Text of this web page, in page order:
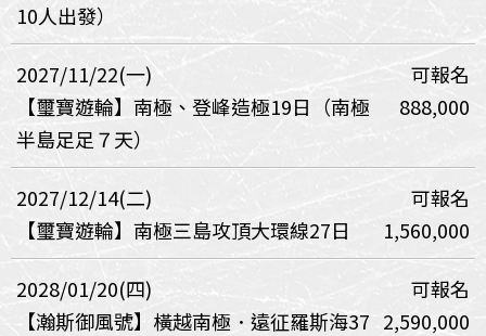
10人出發）
2027/11/22(一)
可報名
【璽寶遊輪】南極、登峰造極19日（南極
半島足足７天）
888,000
2027/12/14(二)
可報名
【璽寶遊輪】南極三島攻頂大環線27日
1,560,000
2028/01/20(四)
可報名
【瀚斯御風號】橫越南極．遠征羅斯海37 2,590,000